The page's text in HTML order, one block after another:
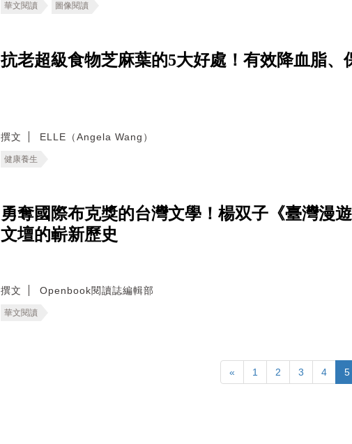
華文閱讀 圖像閱讀
抗老超級食物芝麻葉的5大好處！有效降血脂、
撰文 ELLE（Angela Wang）
健康養生
勇奪國際布克獎的台灣文學！楊双子《臺灣漫
文壇的嶄新歷史
撰文 Openbook閱讀誌編輯部
華文閱讀
« 1 2 3 4 5